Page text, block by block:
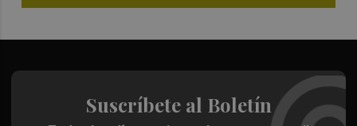
Suscríbete al Boletín